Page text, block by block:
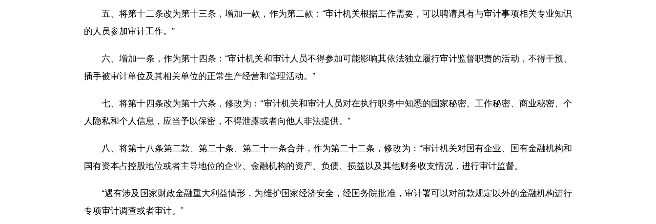
五、将第十二条改为第十三条，增加一款，作为第二款：“审计机关根据工作需要，可以聘请具有与审计事项相关专业知识
的人员参加审计工作。”
六、增加一条，作为第十四条：“审计机关和审计人员不得参加可能影响其依法独立履行审计监督职责的活动，不得干预、
插手被审计单位及其相关单位的正常生产经营和管理活动。”
七、将第十四条改为第十六条，修改为：“审计机关和审计人员对在执行职务中知悉的国家秘密、工作秘密、商业秘密、个
人隐私和个人信息，应当予以保密，不得泄露或者向他人非法提供。”
八、将第十八条第二款、第二十条、第二十一条合并，作为第二十二条，修改为：“审计机关对国有企业、国有金融机构和
国有资本占控股地位或者主导地位的企业、金融机构的资产、负债、损益以及其他财务收支情况，进行审计监督。
“遇有涉及国家财政金融重大利益情形，为维护国家经济安全，经国务院批准，审计署可以对前款规定以外的金融机构进行
专项审计调查或者审计。”